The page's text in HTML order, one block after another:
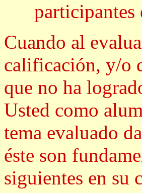
participantes
Cuando al
calificación, y/o
que no ha
Usted como
tema evaluado
éste son
siguientes en su